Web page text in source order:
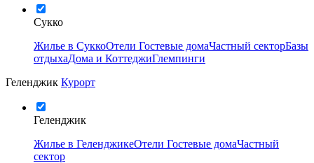
Сукко
Жилье в СуккоОтели Гостевые домаЧастный секторБазы
отдыхаДома и КоттеджиГлемпинги
Геленджик Курорт
Геленджик
Жилье в ГеленджикеОтели Гостевые домаЧастный
сектор